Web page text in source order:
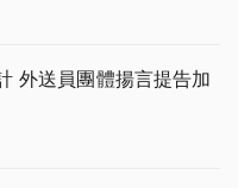
外送員團體揚言提告加